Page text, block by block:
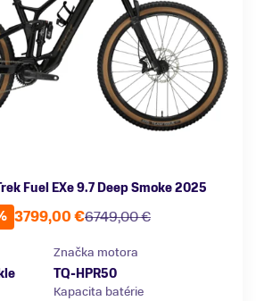
Fuel EXe 9.7 Deep Smoke 2025
6749,00 €
3799,00 €
Značka motora
TQ-HPR50
Kapacita batérie